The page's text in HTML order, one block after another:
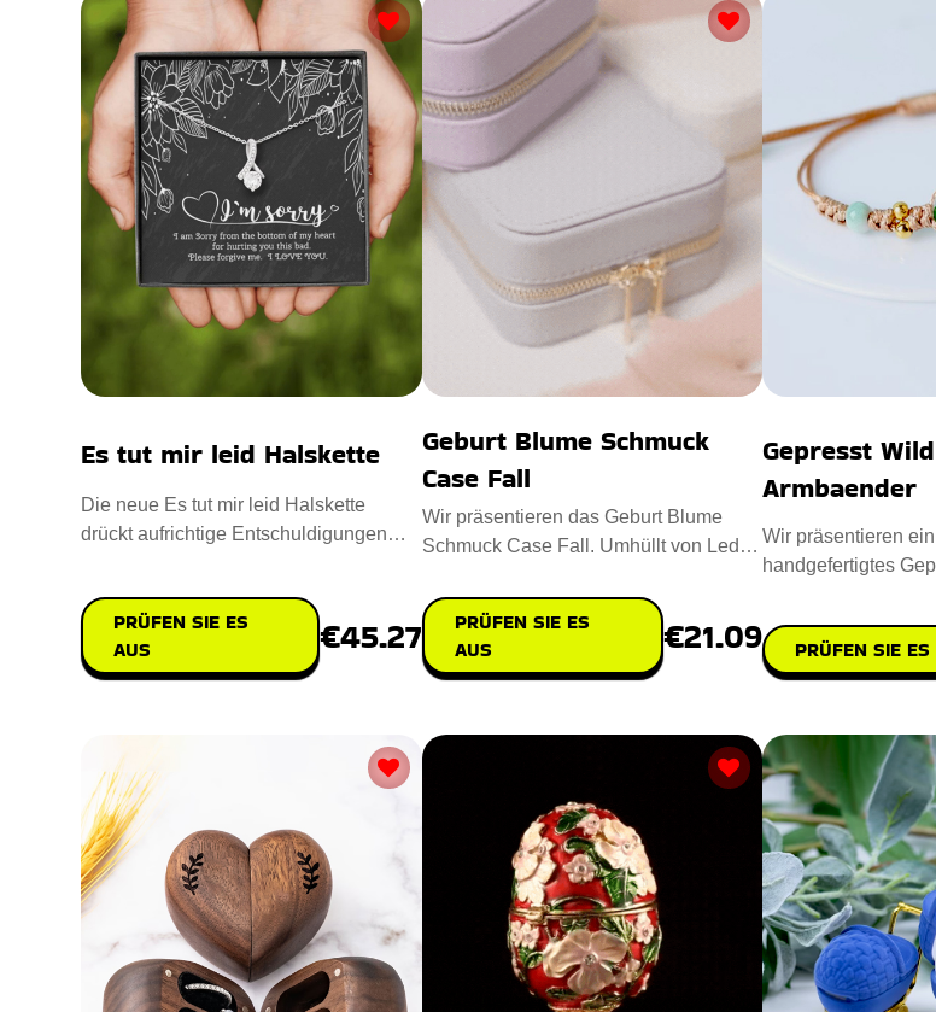
Es tut mir leid Halskette
Die neue Es tut mir leid Halskette
drückt aufrichtige Entschuldigungen
PRÜFEN SIE ES
AUS
€45.27
Geburt Blume Schmuck
Case Fall
Wir präsentieren das Geburt Blume
Schmuck Case Fall. Umhüllt von Leder
PRÜFEN SIE ES
AUS
€21.09
Gepresst
Armbaender
Wir präsentieren
handgefertigtes
PRÜFEN SIE